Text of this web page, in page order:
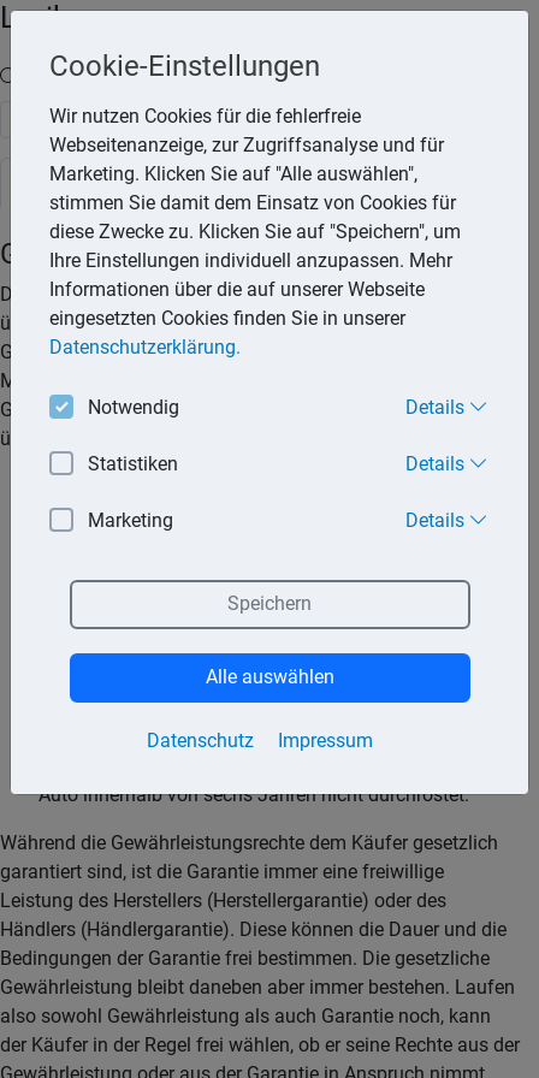
Lexika
Volltext-Suche in den Lexika
Suchen
Rechtslexikon
Garantie beim Kauf
Der Verkäufer muss dem Käufer eine mangelfreie Ware
übereignen. Andernfalls stehen dem Käufer die gesetzlichen
Gewährleistungsrechte zu. Neben diesen gesetzlichen
Mängelrechten können dem Käufer auch Rechte aus einer
Garantie zustehen, die der Hersteller oder Verkäufer freiwillig
übernimmt.
oder der Hersteller einer Sache eine bestimmte
das von ihm produzierte Essbesteck als »garantiert
spülmaschinenfest«.
Mit der Haltbarkeitsgarantie steht der Händler oder
Hersteller dafür ein, dass die Sache für eine bestimmte
Dauer eine bestimmte Beschaffenheit behält. Beispiel:
Auto innerhalb von sechs Jahren nicht durchrostet.
Während die Gewährleistungsrechte dem Käufer gesetzlich
garantiert sind, ist die Garantie immer eine freiwillige
Leistung des Herstellers (Herstellergarantie) oder des
Händlers (Händlergarantie). Diese können die Dauer und die
Bedingungen der Garantie frei bestimmen. Die gesetzliche
Gewährleistung bleibt daneben aber immer bestehen. Laufen
also sowohl Gewährleistung als auch Garantie noch, kann
der Käufer in der Regel frei wählen, ob er seine Rechte aus der
Cookie-Einstellungen
Wir nutzen Cookies für die fehlerfreie
Webseitenanzeige, zur Zugriffsanalyse und für
Marketing. Klicken Sie auf "Alle auswählen",
stimmen Sie damit dem Einsatz von Cookies für
diese Zwecke zu. Klicken Sie auf "Speichern", um
Ihre Einstellungen individuell anzupassen. Mehr
Informationen über die auf unserer Webseite
eingesetzten Cookies finden Sie in unserer
Datenschutzerklärung.
Notwendig Details
Statistiken Details
Marketing Details
Datenschutz Impressum
Speichern
Alle auswählen